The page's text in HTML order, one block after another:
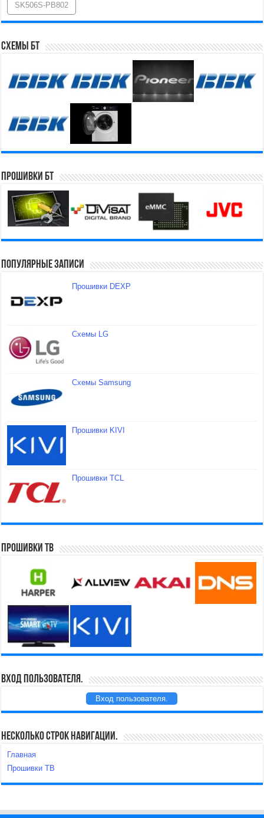
SK506S-PB802
Схемы БТ
Прошивки БТ
Популярные записи
Прошивки DEXP
Схемы LG
Схемы Samsung
Прошивки KIVI
Прошивки TCL
Прошивки ТВ
Вход пользователя.
Вход пользователя.
Несколько строк навигации.
Главная
Прошивки ТВ